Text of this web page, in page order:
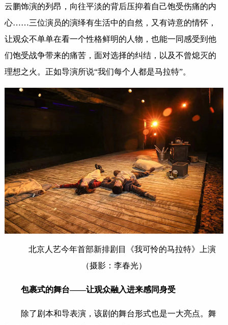
云鹏饰演的列昂，向往平淡的背后压抑着自己饱受伤痛的内
心……三位演员的演绎有生活中的自然，又有诗意的情怀，
让观众不单单在看一个性格鲜明的人物，也能一同感受到他
们饱受战争带来的痛苦，面对选择的纠结，以及不曾熄灭的
理想之火。正如导演所说“我们每个人都是马拉特”。
北京人艺今年首部新排剧目《我可怜的马拉特》上演
（摄影：李春光）
包裹式的舞台——让观众融入进来感同身受
除了剧本和导表演，该剧的舞台形式也是一大亮点。舞